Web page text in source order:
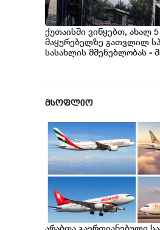
ქუთაისში ვიწყებთ, ახალ 5
მაყურებელზე გათვლილ
სასახლის მშენებლობას -
მსოფლიო